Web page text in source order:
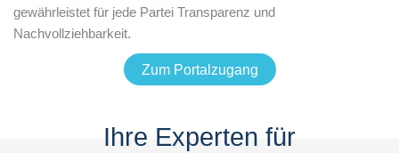
gewährleistet für jede Partei Transparenz und
Nachvollziehbarkeit.
Zum Portalzugang
Ihre Experten für